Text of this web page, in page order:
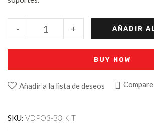
+
- AÑADIR
BUY NOW
Añadir a la lista de deseos Compare
SKU: VDPO3-B3 KIT